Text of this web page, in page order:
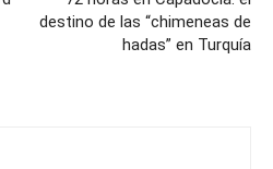
destino de las “chimeneas de
hadas” en Turquía